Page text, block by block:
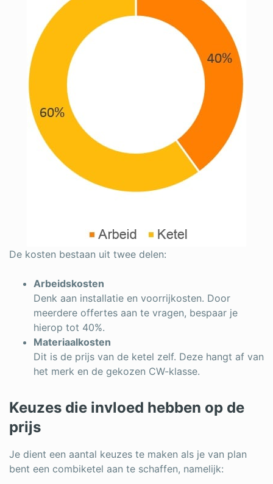
De kosten bestaan uit twee delen:
Arbeidskosten
Denk aan installatie en voorrijkosten. Door
meerdere offertes aan te vragen, bespaar je
hierop tot 40%.
Materiaalkosten
Dit is de prijs van de ketel zelf. Deze hangt af van
het merk en de gekozen CW-klasse.
Keuzes die invloed hebben op de
prijs
Je dient een aantal keuzes te maken als je van plan
bent een combiketel aan te schaffen, namelijk: